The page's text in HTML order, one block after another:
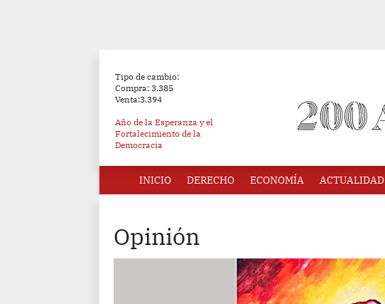
Tipo de cambio:
Compra: 3.385
Venta:3.394
Año de la Esperanza y el
Fortalecimiento de la
Democracia
INICIO DERECHO ECONOMÍA ACTUALIDAD
Opinión